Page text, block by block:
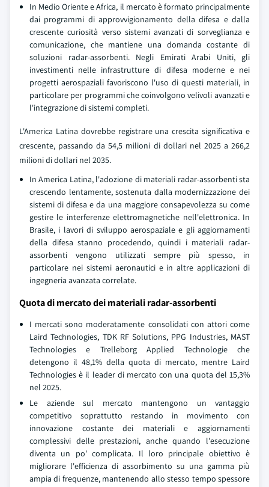
In Medio Oriente e Africa, il mercato è formato principalmente
dai programmi di approvvigionamento della difesa e dalla
crescente curiosità verso sistemi avanzati di sorveglianza e
comunicazione, che mantiene una domanda costante di
soluzioni radar-assorbenti. Negli Emirati Arabi Uniti, gli
investimenti nelle infrastrutture di difesa moderne e nei
progetti aerospaziali favoriscono l'uso di questi materiali, in
particolare per programmi che coinvolgono velivoli avanzati e
l'integrazione di sistemi completi.
L'America Latina dovrebbe registrare una crescita significativa e
crescente, passando da 54,5 milioni di dollari nel 2025 a 266,2
milioni di dollari nel 2035.
In America Latina, l'adozione di materiali radar-assorbenti sta
crescendo lentamente, sostenuta dalla modernizzazione dei
sistemi di difesa e da una maggiore consapevolezza su come
gestire le interferenze elettromagnetiche nell'elettronica. In
Brasile, i lavori di sviluppo aerospaziale e gli aggiornamenti
della difesa stanno procedendo, quindi i materiali radar-
assorbenti vengono utilizzati sempre più spesso, in
particolare nei sistemi aeronautici e in altre applicazioni di
ingegneria avanzata correlate.
Quota di mercato dei materiali radar-assorbenti
I mercati sono moderatamente consolidati con attori come
Laird Technologies, TDK RF Solutions, PPG Industries, MAST
Technologies e Trelleborg Applied Technologie che
detengono il 48,1% della quota di mercato, mentre Laird
Technologies è il leader di mercato con una quota del 15,3%
nel 2025.
Le aziende sul mercato mantengono un vantaggio
competitivo soprattutto restando in movimento con
innovazione costante dei materiali e aggiornamenti
complessivi delle prestazioni, anche quando l'esecuzione
diventa un po' complicata. Il loro principale obiettivo è
migliorare l'efficienza di assorbimento su una gamma più
ampia di frequenze, mantenendo allo stesso tempo spessore